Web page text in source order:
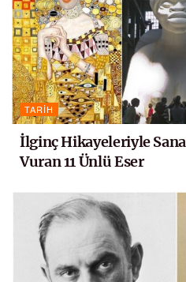
TARIH
İlginç Hikayeleriyle
Vuran 11 Ünlü Eser